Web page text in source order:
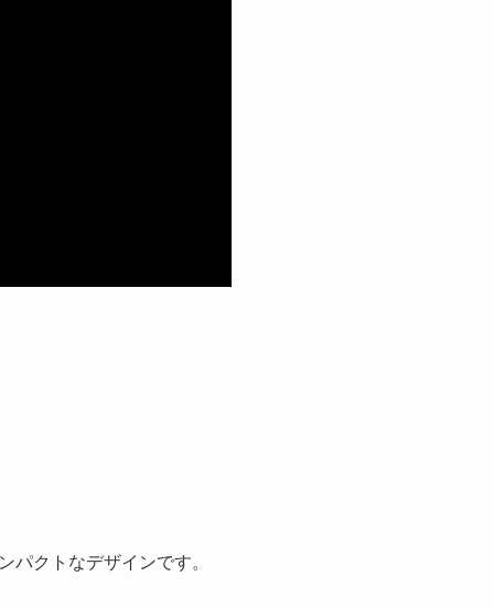
パクトなデザインです。